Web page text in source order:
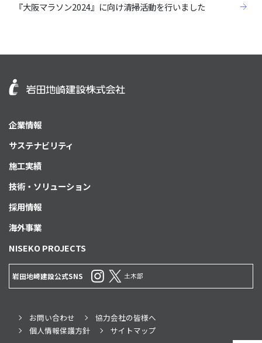
『大阪マラソン2024』に向け清掃活動を行いました
企業情報
サステナビリティ
施工実績
技術・ソリューション
採用情報
海外事業
NISEKO PROJECTS
岩田地崎建設公式SNS 土木部
お問い合わせ
協力会社の皆様へ
個人情報保護方針
サイトマップ